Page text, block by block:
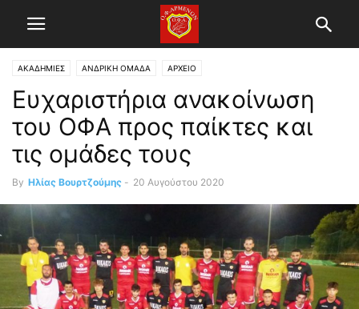
ΑΚΑΔΗΜΙΕΣ ΑΝΔΡΙΚΗ ΟΜΑΔΑ ΑΡΧΕΙΟ
Ευχαριστήρια ανακοίνωση
του ΟΦΑ προς παίκτες και
τις ομάδες τους
By Ηλίας Βουρτζούμης - 20 Αυγούστου 2020